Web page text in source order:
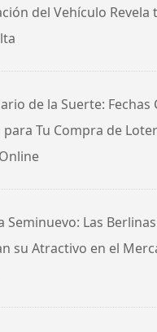
del Vehículo Revela
de la Suerte: Fechas
para Tu Compra de
Seminuevo: Las
su Atractivo en el